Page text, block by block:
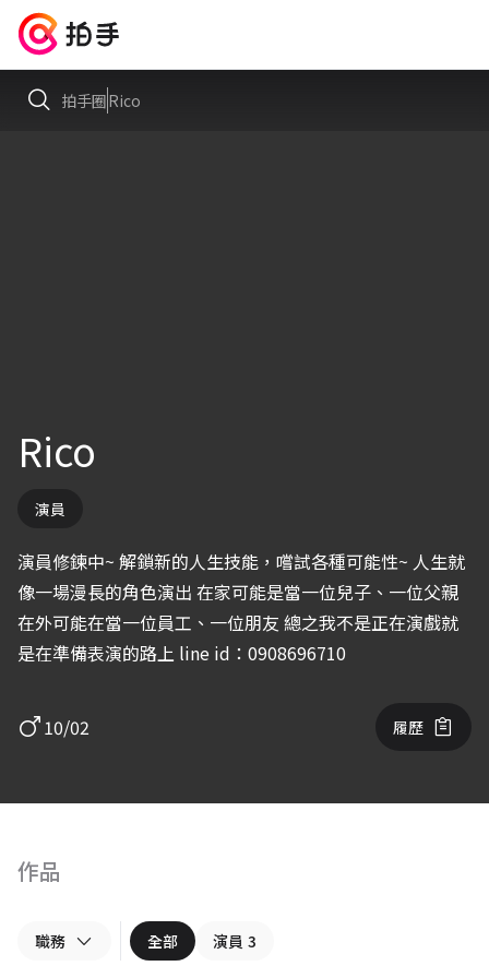
拍手圈Rico
Rico
演員
演員修鍊中~ 解鎖新的人生技能，嚐試各種可能性~ 人生就
像一場漫長的角色演出 在家可能是當一位兒子、一位父親
在外可能在當一位員工、一位朋友 總之我不是正在演戲就
是在準備表演的路上 line id：0908696710
10/02 履歷
作品
職務 全部 演員 3